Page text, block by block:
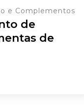
e Complementos
de
de